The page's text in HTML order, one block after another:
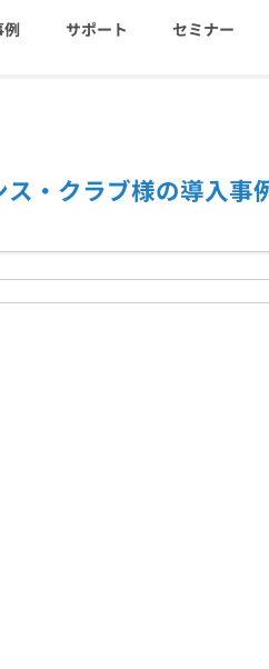
メールリレーサー
認証サービス
例 サポート セミナー
・クラブ様の導入事